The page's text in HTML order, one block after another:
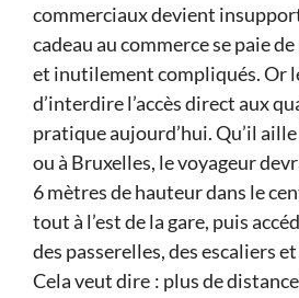
commerciaux devient
cadeau au commerce se paie
et inutilement compliqués. Or
d’interdire l’accès direct aux
pratique aujourd’hui. Qu’il
ou à Bruxelles, le voyageur
6 mètres de hauteur dans le
tout à l’est de la gare, puis
des passerelles, des escaliers
Cela veut dire : plus de